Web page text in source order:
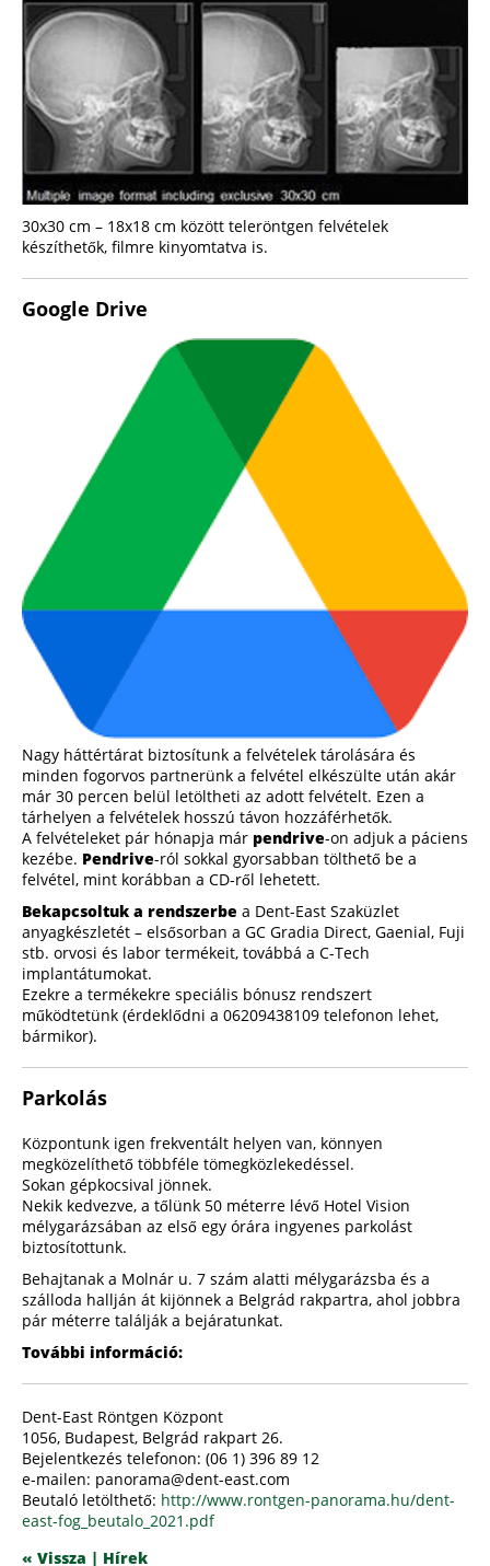
30x30 cm – 18x18 cm között teleröntgen felvételek
készíthetők, filmre kinyomtatva is.
Google Drive
Nagy háttértárat biztosítunk a felvételek tárolására és
minden fogorvos partnerünk a felvétel elkészülte után akár
már 30 percen belül letöltheti az adott felvételt. Ezen a
tárhelyen a felvételek hosszú távon hozzáférhetők.
A felvételeket pár hónapja már pendrive-on adjuk a páciens
kezébe. Pendrive-ról sokkal gyorsabban tölthető be a
felvétel, mint korábban a CD-ről lehetett.
Bekapcsoltuk a rendszerbe a Dent-East Szaküzlet
anyagkészletét – elsősorban a GC Gradia Direct, Gaenial, Fuji
stb. orvosi és labor termékeit, továbbá a C-Tech
implantátumokat.
Ezekre a termékekre speciális bónusz rendszert
működtetünk (érdeklődni a 06209438109 telefonon lehet,
bármikor).
Parkolás
Központunk igen frekventált helyen van, könnyen
megközelíthető többféle tömegközlekedéssel.
Sokan gépkocsival jönnek.
Nekik kedvezve, a tőlünk 50 méterre lévő Hotel Vision
mélygarázsában az első egy órára ingyenes parkolást
biztosítottunk.
Behajtanak a Molnár u. 7 szám alatti mélygarázsba és a
szálloda hallján át kijönnek a Belgrád rakpartra, ahol jobbra
pár méterre találják a bejáratunkat.
További információ:
Dent-East Röntgen Központ
1056, Budapest, Belgrád rakpart 26.
Bejelentkezés telefonon: (06 1) 396 89 12
e-mailen: panorama@dent-east.com
Beutaló letölthető: http://www.rontgen-panorama.hu/dent-
east-fog_beutalo_2021.pdf
« Vissza | Hírek